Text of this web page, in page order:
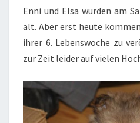
Enni und Elsa wurden am
alt. Aber erst heute
ihrer 6. Lebenswoche zu
zur Zeit leider auf vielen